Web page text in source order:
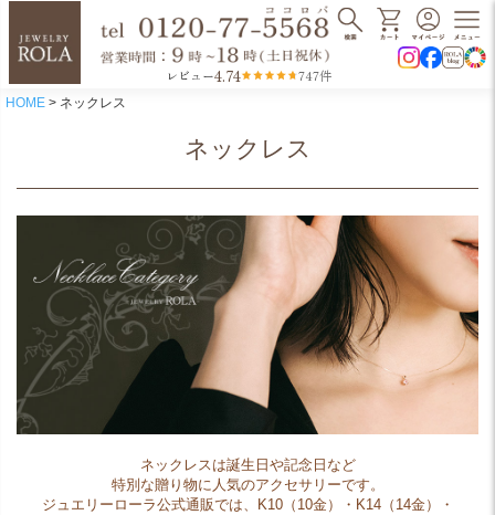
レビュー4.74 747件
HOME ネックレス
ネックレス
ネックレスは誕生日や記念日など
特別な贈り物に人気のアクセサリーです。
ジュエリーローラ公式通販では、K10（10金）・K14（14金）・